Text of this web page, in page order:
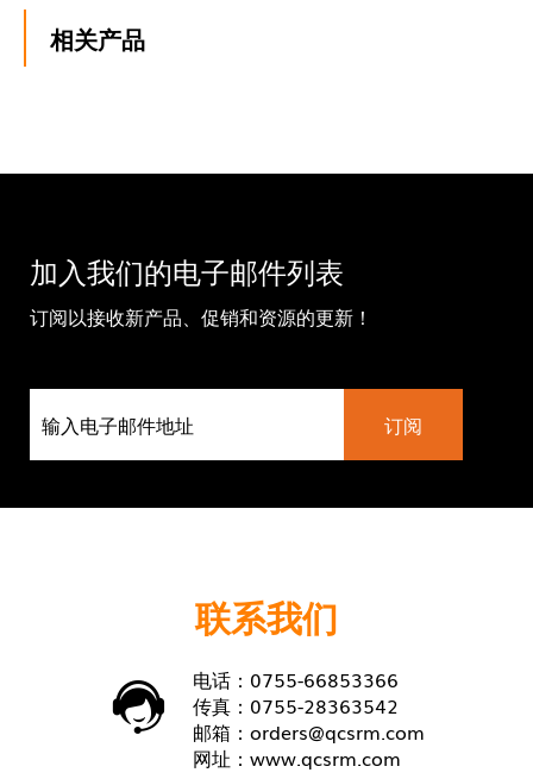
相关产品
加入我们的电子邮件列表
订阅以接收新产品、促销和资源的更新！
联系我们
电话：0755-66853366
传真：0755-28363542
邮箱： orders@qcsrm.com
网址： www.qcsrm.com